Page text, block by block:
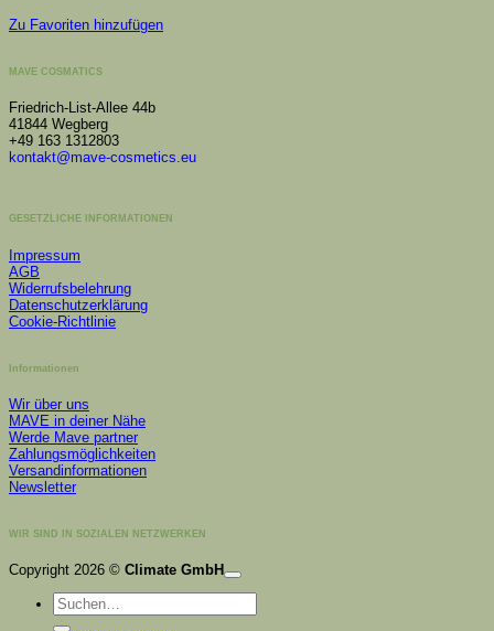
Zu Favoriten hinzufügen
MAVE COSMATICS
Friedrich-List-Allee 44b
41844 Wegberg
+49 163 1312803
kontakt@mave-cosmetics.eu
GESETZLICHE INFORMATIONEN
Impressum
AGB
Widerrufsbelehrung
Datenschutzerklärung
Cookie-Richtlinie
Informationen
Wir über uns
MAVE in deiner Nähe
Werde Mave partner
Zahlungsmöglichkeiten
Versandinformationen
Newsletter
WIR SIND IN SOZIALEN NETZWERKEN
Copyright 2026 © Climate GmbH
Suchen
nach: